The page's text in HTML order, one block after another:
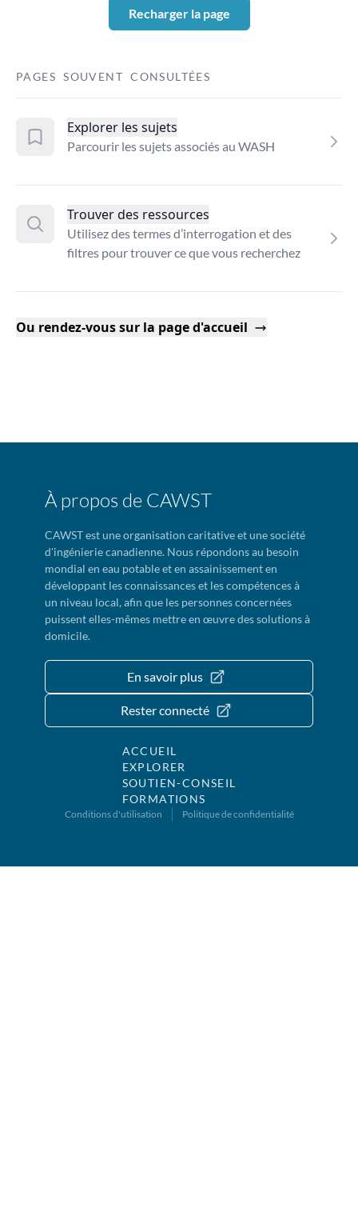
Recharger la page
PAGES SOUVENT CONSULTÉES
Explorer les sujets
Parcourir les sujets associés au WASH
Trouver des ressources
Utilisez des termes d’interrogation et des
filtres pour trouver ce que vous recherchez
Ou rendez-vous sur la page d'accueil
À propos de CAWST
CAWST est une organisation caritative et une société
d'ingénierie canadienne. Nous répondons au besoin
mondial en eau potable et en assainissement en
développant les connaissances et les compétences à
un niveau local, afin que les personnes concernées
puissent elles-mêmes mettre en œuvre des solutions à
domicile.
En savoir plus
Rester connecté
ACCUEIL
EXPLORER
SOUTIEN-CONSEIL
FORMATIONS
Conditions d'utilisation Politique de confidentialité